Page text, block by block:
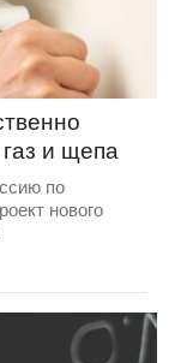
и щепа
по
нового